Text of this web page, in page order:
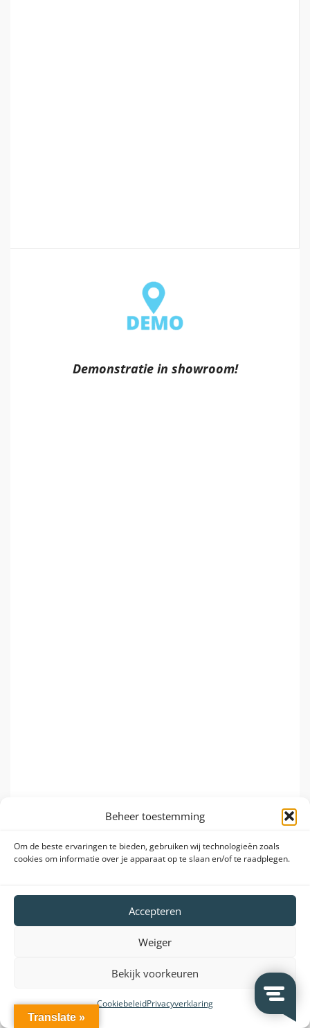
Beheer toestemming
Om de beste ervaringen te bieden, gebruiken wij technologieën zoals
cookies om informatie over je apparaat op te slaan en/of te raadplegen.
Accepteren
Weiger
Bekijk voorkeuren
CookiebeleidPrivacyverklaring
Demonstratie in showroom!
Translate »